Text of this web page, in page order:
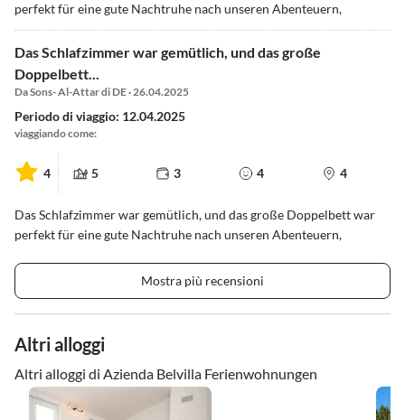
perfekt für eine gute Nachtruhe nach unseren Abenteuern,
Das Schlafzimmer war gemütlich, und das große
Doppelbett...
Da Sons- Al-Attar di DE · 26.04.2025
Periodo di viaggio: 12.04.2025
viaggiando come:
4 5 3 4 4
Das Schlafzimmer war gemütlich, und das große Doppelbett war
perfekt für eine gute Nachtruhe nach unseren Abenteuern,
Mostra più recensioni
Altri alloggi
Altri alloggi di Azienda Belvilla Ferienwohnungen